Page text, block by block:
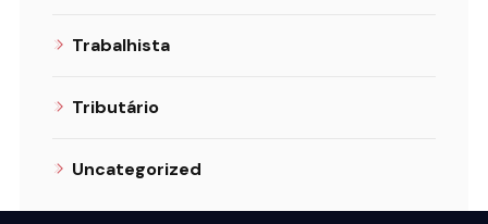
Trabalhista
Tributário
Uncategorized